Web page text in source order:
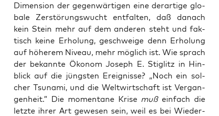
Dimen­si­on der gegen­wär­ti­gen eine der­ar­ti­ge glo­
ba­le Zer­stö­rungs­wucht ent­fal­ten, daß danach
kein Stein mehr auf dem ande­ren steht und fak­
tisch kei­ne Erho­lung, geschwei­ge denn Erho­lung
auf höhe­rem Niveau, mehr mög­lich ist. Wie sprach
der bekann­te Öko­nom Joseph E. Stig­litz in Hin­
blick auf die jüngs­ten Ereig­nis­se? „Noch ein sol­
cher Tsu­na­mi, und die Welt­wirt­schaft ist Ver­gan­
gen­heit.” Die momen­ta­ne Kri­se mußein­fach die
letz­te ihrer Art gewe­sen sein, weil es bei Wie­der­